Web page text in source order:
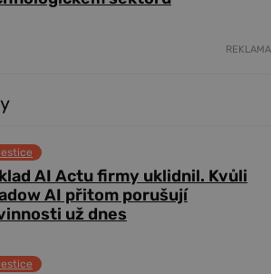
REKLAMA
AI Actu firmy uklidnil. Kvůli
AI přitom porušují
už dnes